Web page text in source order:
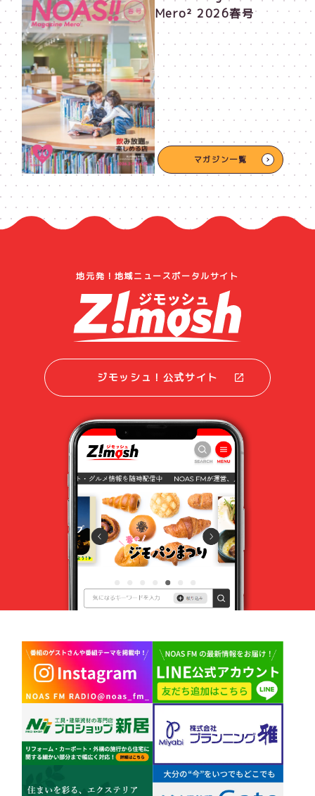
Mero² 2026春号
マガジン一覧
地元発！地域ニュースポータルサイト
ジモッシュ！公式サイト